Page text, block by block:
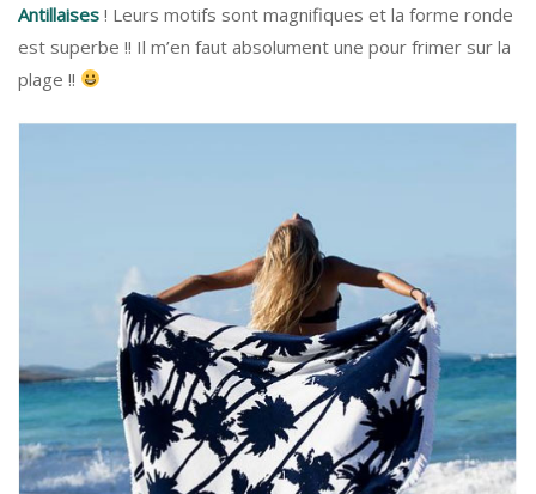
Antillaises ! Leurs motifs sont magnifiques et la forme ronde
est superbe !! Il m’en faut absolument une pour frimer sur la
plage !!